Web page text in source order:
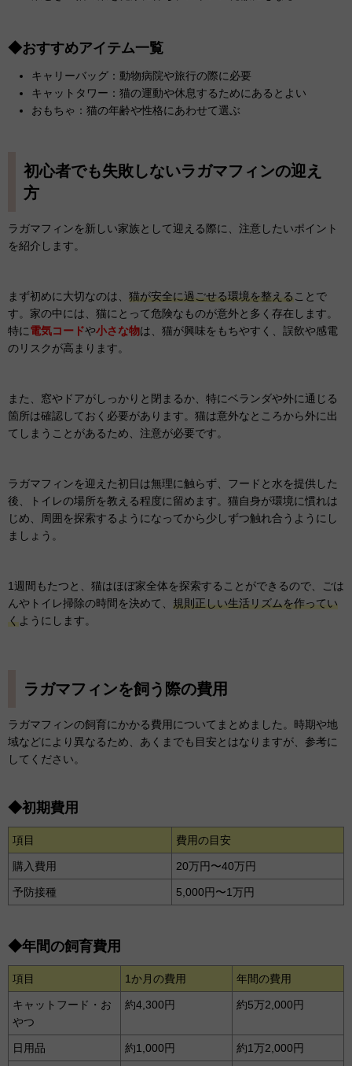
◆おすすめアイテム一覧
キャリーバッグ：動物病院や旅行の際に必要
キャットタワー：猫の運動や休息するためにあるとよい
おもちゃ：猫の年齢や性格にあわせて選ぶ
初心者でも失敗しないラガマフィンの迎え
方
ラガマフィンを新しい家族として迎える際に、注意したいポイント
を紹介します。
まず初めに大切なのは、 猫が安全に過ごせる環境を整えることで
す。家の中には、猫にとって危険なものが意外と多く存在します。
特に電気コードや小さな物は、猫が興味をもちやすく、誤飲や感電
のリスクが高まります。
また、窓やドアがしっかりと閉まるか、特にベランダや外に通じる
箇所は確認しておく必要があります。猫は意外なところから外に出
てしまうことがあるため、注意が必要です。
ラガマフィンを迎えた初日は無理に触らず、フードと水を提供した
後、トイレの場所を教える程度に留めます。猫自身が環境に慣れは
じめ、周囲を探索するようになってから少しずつ触れ合うようにし
ましょう。
1週間もたつと、猫はほぼ家全体を探索することができるので、ごは
んやトイレ掃除の時間を決めて、 規則正しい生活リズムを作ってい
くようにします。
ラガマフィンを飼う際の費用
ラガマフィンの飼育にかかる費用についてまとめました。時期や地
域などにより異なるため、あくまでも目安とはなりますが、参考に
してください。
◆初期費用
項目 費用の目安
購入費用 20万円〜40万円
予防接種 5,000円〜1万円
◆年間の飼育費用
項目 1か月の費用 年間の費用
キャットフード・お
やつ
約4,300円 約5万2,000円
日用品 約1,000円 約1万2,000円